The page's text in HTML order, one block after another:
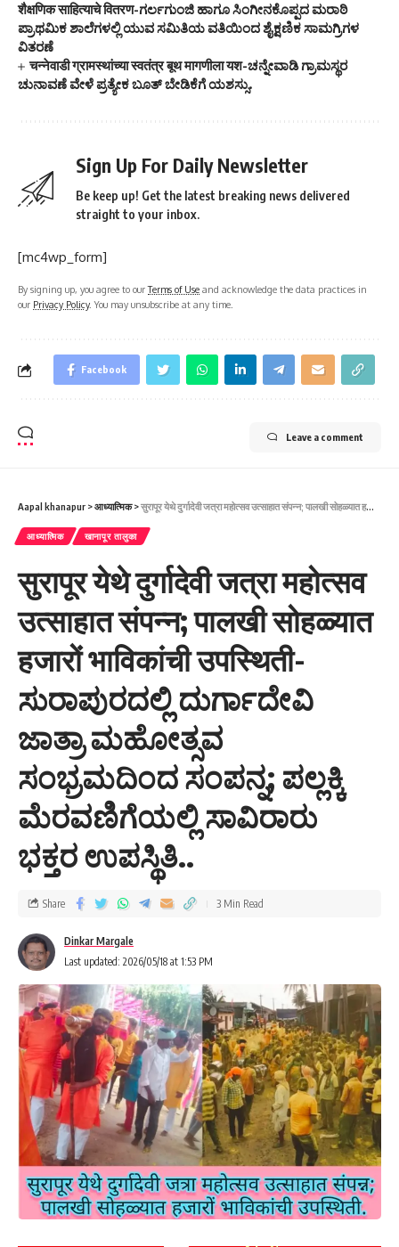
शैक्षणिक साहित्याचे वितरण-ಗರ್ಲಗುಂಜಿ ಹಾಗೂ ಸಿಂಗೀನಕೊಪ್ಪದ ಮರಾಠಿ
ಪ್ರಾಥಮಿಕ ಶಾಲೆಗಳಲ್ಲಿ ಯುವ ಸಮಿತಿಯ ವತಿಯಿಂದ ಶೈಕ್ಷಣಿಕ ಸಾಮಗ್ರಿಗಳ
ವಿತರಣೆ
चन्नेवाडी ग्रामस्थांच्या स्वतंत्र बूथ मागणीला यश-ಚನ್ನೇವಾಡಿ ಗ್ರಾಮಸ್ಥರ
ಚುನಾವಣೆ ವೇಳೆ ಪ್ರತ್ಯೇಕ ಬೂತ್‌ ಬೇಡಿಕೆಗೆ ಯಶಸ್ಸು.
Sign Up For Daily Newsletter
Be keep up! Get the latest breaking news delivered
straight to your inbox.
[mc4wp_form]
By signing up, you agree to ourTerms of Use and acknowledge the data practices in
our Privacy Policy. You may unsubscribe at any time.
Facebook
Leave a comment
Aapal khanapur >आध्यात्मिक>सुरापूर येथे दुर्गादेवी जत्रा महोत्सव उत्साहात संपन्न; पालखी सोहळ्यात हजारों भाविकांची उपस्थिती- ಸುರಾಪುರದಲ್ಲಿ ದುರ್ಗಾದೇವಿ ಜಾತ್ರಾ ಮಹೋತ್ಸವ ಸಂಭ್ರಮದಿಂದ ಸಂಪನ್ನ; ಪಲ್ಲಕ್ಕಿ ಮೆರವಣಿಗೆಯಲ್ಲಿ ಸಾವಿರಾರು ಭಕ್ತರ ಉಪಸ್ಥಿತಿ..
आध्यात्मिक खानापूर तालुका
सुरापूर येथे दुर्गादेवी जत्रा महोत्सव
उत्साहात संपन्न; पालखी सोहळ्यात
हजारों भाविकांची उपस्थिती-
ಸುರಾಪುರದಲ್ಲಿ ದುರ್ಗಾದೇವಿ
ಜಾತ್ರಾ ಮಹೋತ್ಸವ
ಸಂಭ್ರಮದಿಂದ ಸಂಪನ್ನ; ಪಲ್ಲಕ್ಕಿ
ಮೆರವಣಿಗೆಯಲ್ಲಿ ಸಾವಿರಾರು
ಭಕ್ತರ ಉಪಸ್ಥಿತಿ..
Last updated: 2026/05/18 at 1:53 PM
Dinkar Margale
Share 3 Min Read